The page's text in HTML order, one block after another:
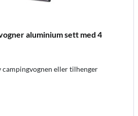
aluminium sett med 4
eller tilhenger